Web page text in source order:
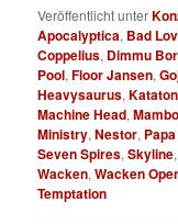
Veröffentlicht unter
Apocalyptica, Bad
Coppelius, Dimmu
Pool,Floor Jansen,
Heavysaurus,
Machine Head,
Ministry,Nestor,
Seven Spires,Skyline
Wacken,Wacken
Temptation